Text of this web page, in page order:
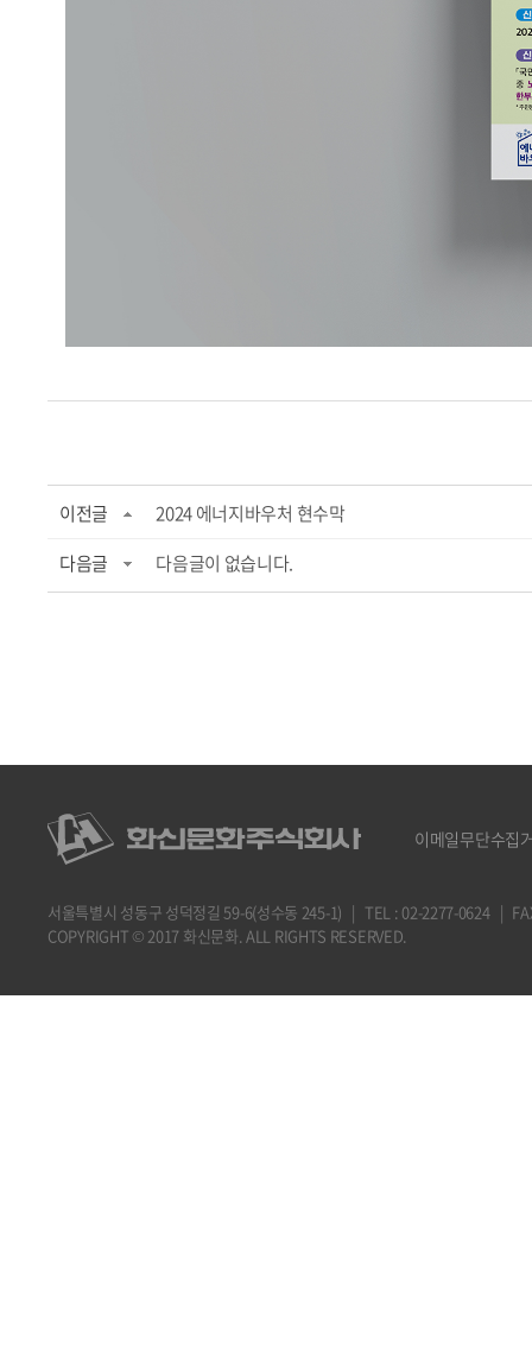
이전글
2024 에너지바우처 현수막
다음글
다음글이 없습니다.
이메일무단수집
서울특별시 성동구 성덕정길 59-6(성수동 245-1) | TEL : 02-2277-0624
COPYRIGHT © 2017 화신문화. ALL RIGHTS RESERVED.